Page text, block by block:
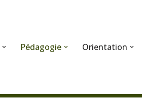
Pédagogie Orientation